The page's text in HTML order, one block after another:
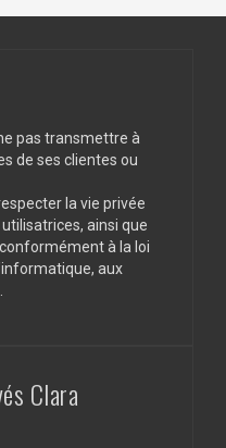
pas transmettre à
de ses clientes ou
la vie privée
ainsi que
à la loi
aux
Clara